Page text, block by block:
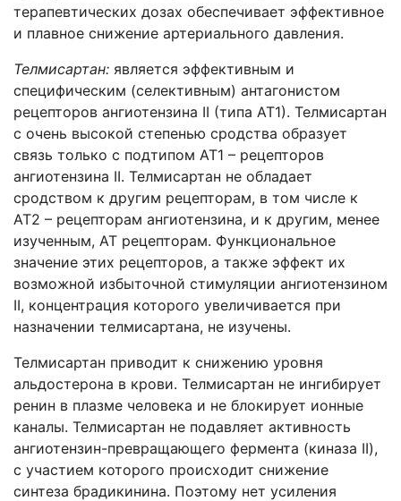
терапевтических дозах обеспечивает эффективное
и плавное снижение артериального давления.
Телмисартан: является эффективным и
специфическим (селективным) антагонистом
рецепторов ангиотензина II (типа AT1). Телмисартан
с очень высокой степенью сродства образует
связь только с подтипом AT1 – рецепторов
ангиотензина II. Телмисартан не обладает
сродством к другим рецепторам, в том числе к
AT2 – рецепторам ангиотензина, и к другим, менее
изученным, AT рецепторам. Функциональное
значение этих рецепторов, а также эффект их
возможной избыточной стимуляции ангиотензином
II, концентрация которого увеличивается при
назначении телмисартана, не изучены.
Телмисартан приводит к снижению уровня
альдостерона в крови. Телмисартан не ингибирует
ренин в плазме человека и не блокирует ионные
каналы. Телмисартан не подавляет активность
ангиотензин-превращающего фермента (киназа II),
с участием которого происходит снижение
синтеза брадикинина. Поэтому нет усиления